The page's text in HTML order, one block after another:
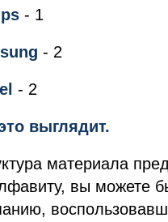
- 1
- 2
- 2
выглядит.
материала
вы можете